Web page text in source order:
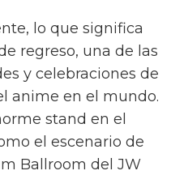
lo que significa
regreso, una de las
y celebraciones de
anime en el mundo.
stand en el
el escenario de
Ballroom del JW